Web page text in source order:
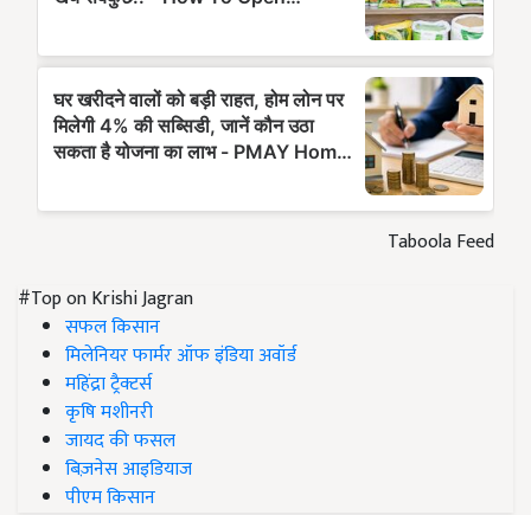
Taboola Feed
#Top on Krishi Jagran
सफल किसान
मिलेनियर फार्मर ऑफ इंडिया अवॉर्ड
महिंद्रा ट्रैक्टर्स
कृषि मशीनरी
जायद की फसल
बिज़नेस आइडियाज
पीएम किसान